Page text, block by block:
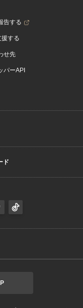
告する
援する
せ先
パーAPI
ド